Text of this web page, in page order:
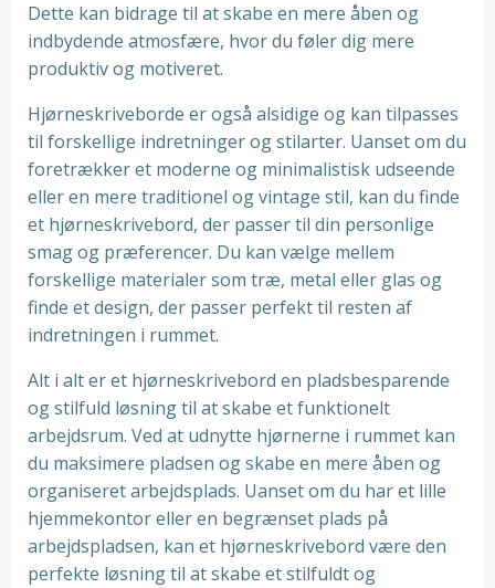
Dette kan bidrage til at skabe en mere åben og
indbydende atmosfære, hvor du føler dig mere
produktiv og motiveret.
Hjørneskriveborde er også alsidige og kan tilpasses
til forskellige indretninger og stilarter. Uanset om du
foretrækker et moderne og minimalistisk udseende
eller en mere traditionel og vintage stil, kan du finde
et hjørneskrivebord, der passer til din personlige
smag og præferencer. Du kan vælge mellem
forskellige materialer som træ, metal eller glas og
finde et design, der passer perfekt til resten af
indretningen i rummet.
Alt i alt er et hjørneskrivebord en pladsbesparende
og stilfuld løsning til at skabe et funktionelt
arbejdsrum. Ved at udnytte hjørnerne i rummet kan
du maksimere pladsen og skabe en mere åben og
organiseret arbejdsplads. Uanset om du har et lille
hjemmekontor eller en begrænset plads på
arbejdspladsen, kan et hjørneskrivebord være den
perfekte løsning til at skabe et stilfuldt og